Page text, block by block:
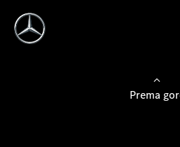
Prema